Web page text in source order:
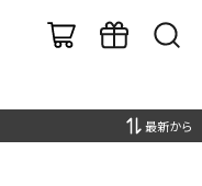
最新から